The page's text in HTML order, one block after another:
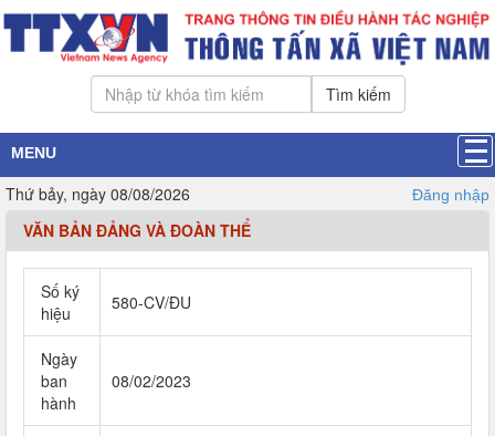
Tìm kiếm
MENU
Thứ bảy, ngày 08/08/2026 Đăng nhập
VĂN BẢN ĐẢNG VÀ ĐOÀN THỂ
Số ký
hiệu
580-CV/ĐU
Ngày
ban
hành
08/02/2023